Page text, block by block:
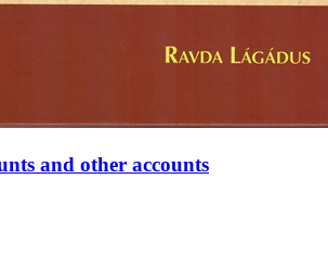
and other accounts